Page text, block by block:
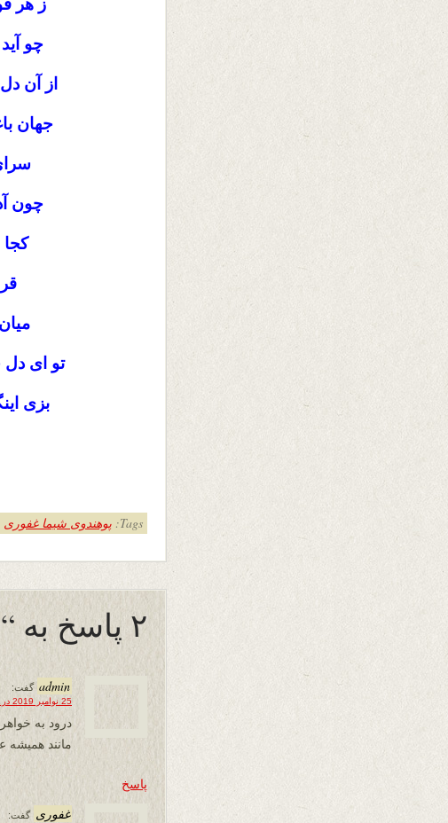
ز هر
چو
از آن
جهان
چون
کجا
تو ای
بزی
Tags: پوهندوی شیما غفوری
۲ پاسخ به “دشت روان”
admin گفت:
25 نوامبر 2019 در 17:18
درود به
مانند
پاسخ
غفوری گفت: